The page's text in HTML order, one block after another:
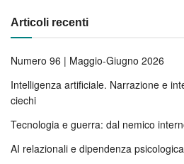
Articoli recenti
Numero 96 | Maggio-Giugno 2026
Intelligenza artificiale. Narrazione e
ciechi
Tecnologia e guerra: dal nemico
AI relazionali e dipendenza psicologica